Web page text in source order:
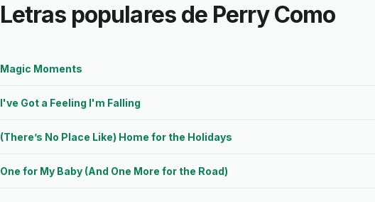
Letras populares de Perry Como
Magic Moments
I've Got a Feeling I'm Falling
(There’s No Place Like) Home for the Holidays
One for My Baby (And One More for the Road)